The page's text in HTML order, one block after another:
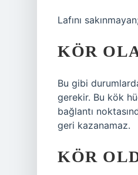
Lafını
KÖR
Bu gibi
gerekir. Bu kök
bağlantı
geri kazanamaz.
KÖR